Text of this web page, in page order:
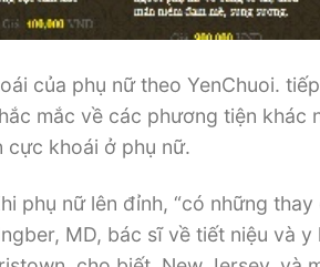
của phụ nữ theo YenChuoi.
mắc về các phương tiện khác
cực khoái ở phụ nữ.
phụ nữ lên đỉnh, “có những thay
MD, bác sĩ về tiết niệu và y